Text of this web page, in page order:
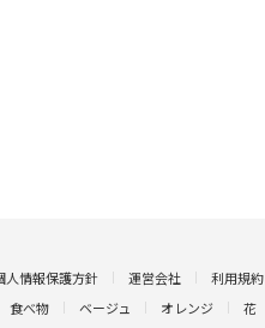
人情報保護方針 運営会社 利用規約
食べ物 ベージュ オレンジ 花